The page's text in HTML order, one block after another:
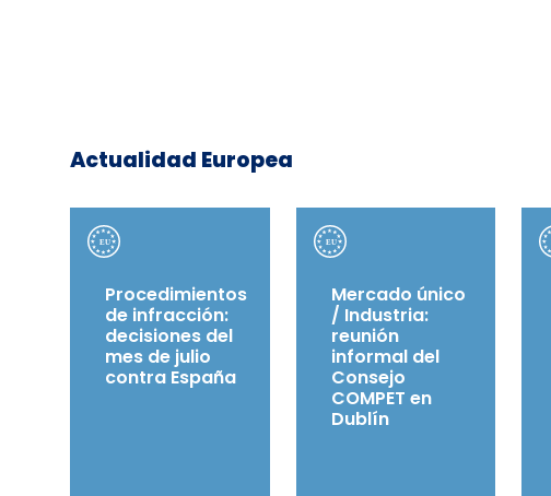
Actualidad Europea
Procedimientos
de infracción:
decisiones del
mes de julio
contra España
Mercado único
/ Industria:
reunión
informal del
Consejo
COMPET en
Dublín